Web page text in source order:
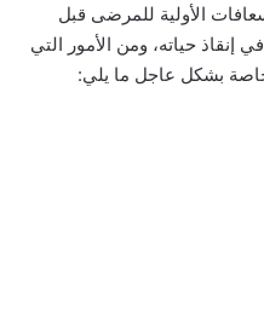
الأولية للمرضى قبل
حياته، ومن الأمور التي
بشكل عاجل ما يلي: